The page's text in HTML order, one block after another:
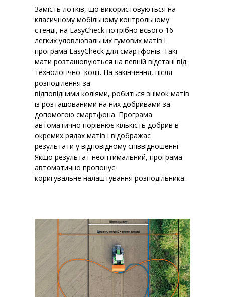
Замість лотків, що використовуються на
класичному мобільному контрольному
стенді, на EasyCheck потрібно всього 16
легких уловлювальних гумових матів і
програма EasyCheck для смартфонів. Такі
мати розташовуються на певній відстані від
технологічної колії. На закінчення, після
розподілення за
відповідними коліями, робиться знімок матів
із розташованими на них добривами за
допомогою смартфона. Програма
автоматично порівнює кількість добрив в
окремих рядах матів і відображає
результати у відповідному співвідношенні.
Якщо результат неоптимальний, програма
автоматично пропонує
коригувальне налаштування розподільника.